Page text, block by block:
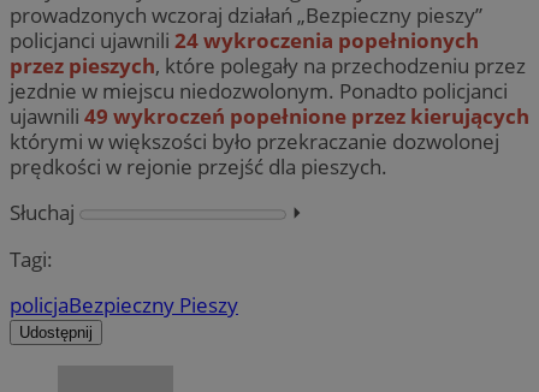
prowadzonych wczoraj działań „Bezpieczny pieszy”
policjanci ujawnili 24 wykroczenia popełnionych
przez pieszych, które polegały na przechodzeniu przez
jezdnie w miejscu niedozwolonym. Ponadto policjanci
ujawnili 49 wykroczeń popełnione przez kierujących
którymi w większości było przekraczanie dozwolonej
prędkości w rejonie przejść dla pieszych.
Słuchaj
⏵︎
Tagi:
policjaBezpieczny Pieszy
Udostępnij